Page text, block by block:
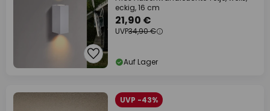
eckig, 16 cm
21,90 €
UVP34,90 €
Auf Lager
UVP -43%